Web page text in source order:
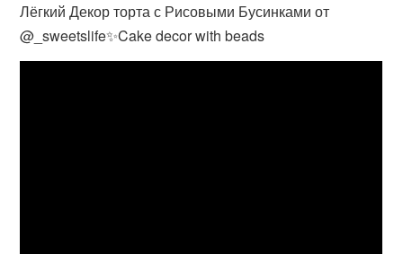
Лёгкий Декор торта с Рисовыми Бусинками от
@_sweetslife✨Cake decor with beads